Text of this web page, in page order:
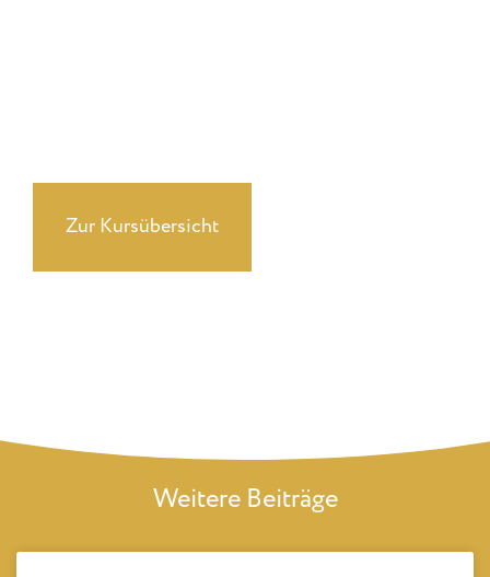
Zur Kursübersicht
Weitere Beiträge